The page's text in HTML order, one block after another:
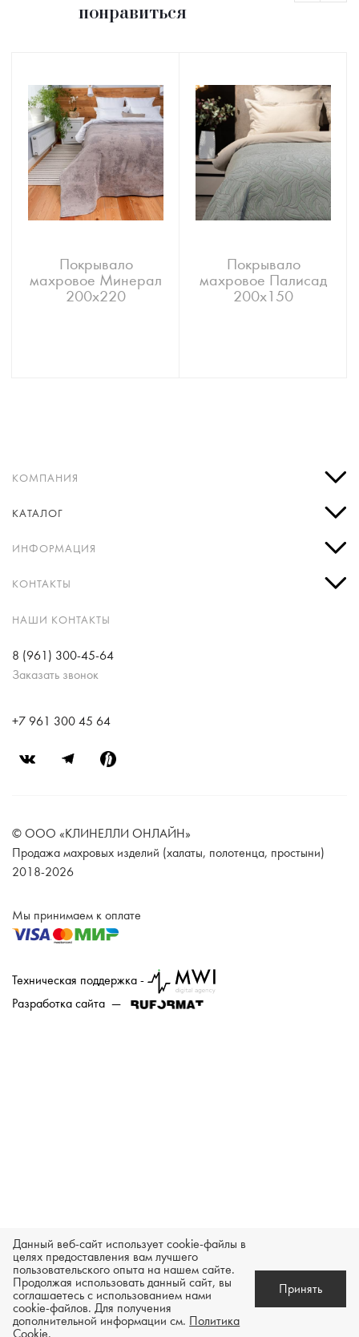
В
корзину
Уведомить о поступлении
понравиться
Покрывало
махровое Минерал
200х220
Покрывало
махровое Палисад
200х150
КОМПАНИЯ
КАТАЛОГ
ИНФОРМАЦИЯ
КОНТАКТЫ
НАШИ КОНТАКТЫ
8 (961) 300-45-64
Заказать звонок
+7 961 300 45 64
© ООО «КЛИНЕЛЛИ ОНЛАЙН»
Продажа махровых изделий (халаты, полотенца, простыни)
2018-2026
Мы принимаем к оплате
Техническая поддержка -
Разработка сайта —
Данный веб-сайт использует cookie-файлы в
целях предоставления вам лучшего
пользовательского опыта на нашем сайте.
Продолжая использовать данный сайт, вы
соглашаетесь с использованием нами
cookie-файлов. Для получения
дополнительной информации см. Политика
Cookie.
Принять